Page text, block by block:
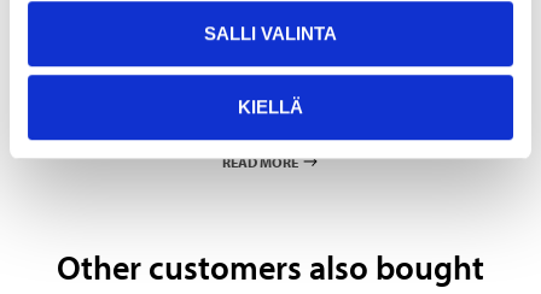
SALLI VALINTA
KIELLÄ
Pay & Collect
READ MORE
Other customers also bought